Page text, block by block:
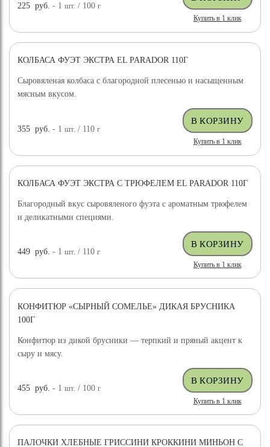
225 руб. - 1шт. / 100г
Купить в 1 клик
КОЛБАСА ФУЭТ ЭКСТРА EL PARADOR 110Г
Сыровяленая колбаса с благородной плесенью и насыщенным
мясным вкусом.
355 руб. - 1шт. / 110г
Купить в 1 клик
КОЛБАСА ФУЭТ ЭКСТРА С ТРЮФЕЛЕМ EL PARADOR 110Г
Благородный вкус сыровяленого фуэта с ароматным трюфелем
и деликатными специями.
449 руб. - 1шт. / 110г
Купить в 1 клик
КОНФИТЮР «СЫРНЫЙ СОМЕЛЬЕ» ДИКАЯ БРУСНИКА
100Г
Конфитюр из дикой брусники — терпкий и пряный акцент к
сыру и мясу.
455 руб. - 1шт. / 100г
Купить в 1 клик
ПАЛОЧКИ ХЛЕБНЫЕ ГРИССИНИ КРОККИНИ МИНЬОН С